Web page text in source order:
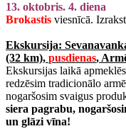
13. oktobris. 4. diena
Brokastis viesnīcā.
Ekskursija:
(32 km), pusdienas,
Ekskursijas laikā
redzēsim tradicionālo
nogaršosim svaigus
siera pagrabu,
un glāzi vīna!